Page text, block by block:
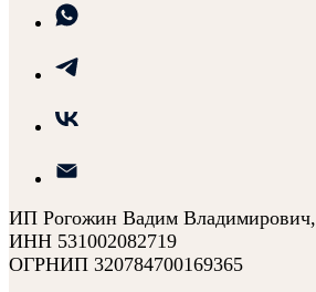
ИП Рогожин Вадим Владимирович,
ИНН 531002082719
ОГРНИП 320784700169365